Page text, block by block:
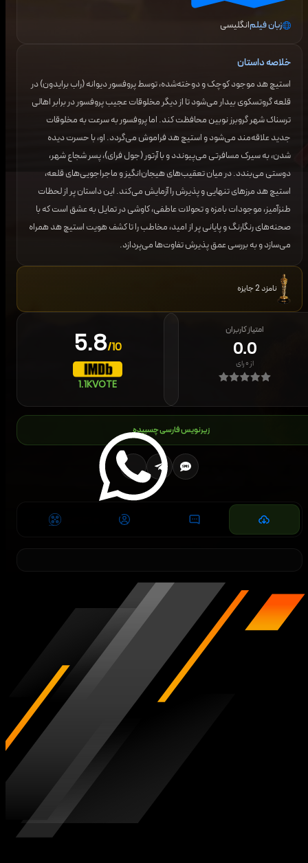
زبان فیلمانگلیسی
خلاصه داستان
استیچ هد موجود کوچک و دوخته‌شده، توسط پروفسور دیوانه (راب برایدون) در
قلعه گروتسکوی بیدار می‌شود تا از دیگر مخلوقات عجیب پروفسور در برابر اهالی
ترسناک شهر گروبرز نوبین محافظت کند. اما پروفسور به سرعت به مخلوقات
جدید علاقه‌مند می‌شود و استیچ هد فراموش می‌گردد. او، با حسرت دیده
شدن، به سیرک مسافرتی می‌پیوندد و با آرتور (جول فرای)، پسر شجاع شهر،
دوستی می‌بندد. در میان تعقیب‌های هیجان‌انگیز و ماجراجویی‌های قلعه،
استیچ هد مرزهای تنهایی و پذیرش را آزمایش می‌کند. این داستان پر از لحظات
طنزآمیز، موجودات بامزه و تحولات عاطفی، کاوشی در تمایل به عشق است که با
صحنه‌های رنگارنگ و پایانی پر از امید، مخاطب را تا کشف هویت استیچ هد همراه
می‌سازد و به بررسی عمق پذیرش تفاوت‌ها می‌پردازد.
نامزد 2 جایزه
5.8/10
1.1KVOTE
امتیاز کاربران
0.0
از۰رای
زیرنویس فارسی چسبیده